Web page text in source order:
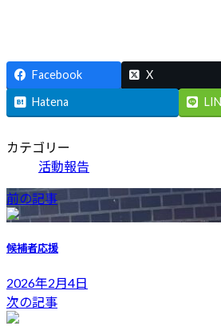
Facebook X
Hatena
カテゴリー
活動報告
前の記事
候補者応援
2026年2月4日
次の記事